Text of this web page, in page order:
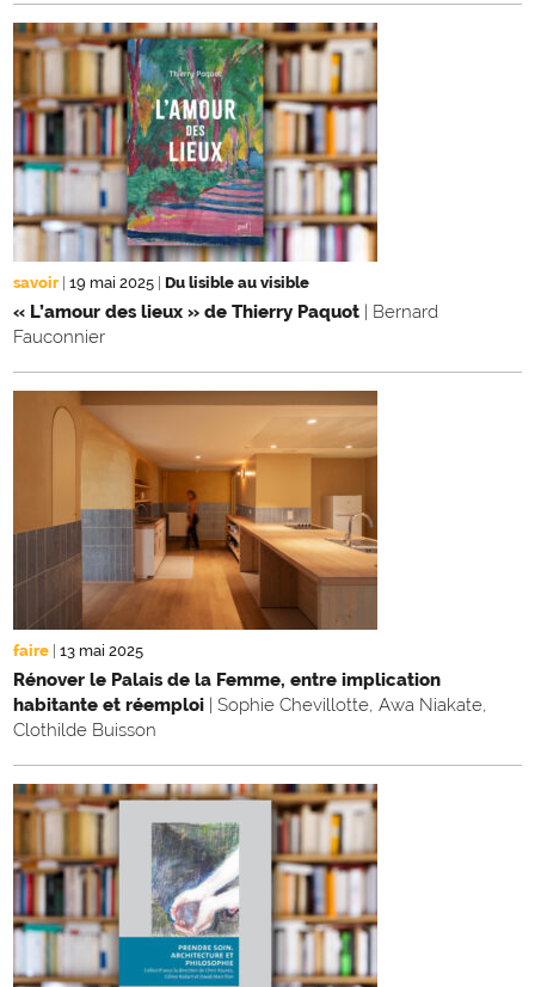
savoir 19 mai 2025 Du lisible au visible
« L’amour des lieux » de Thierry Paquot | Bernard
Fauconnier
faire 13 mai 2025
Rénover le Palais de la Femme, entre implication
habitante et réemploi | Sophie Chevillotte, Awa Niakate,
Clothilde Buisson